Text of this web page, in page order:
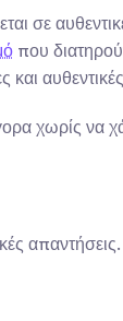
σε
που
και
χωρίς να
απαντήσεις.